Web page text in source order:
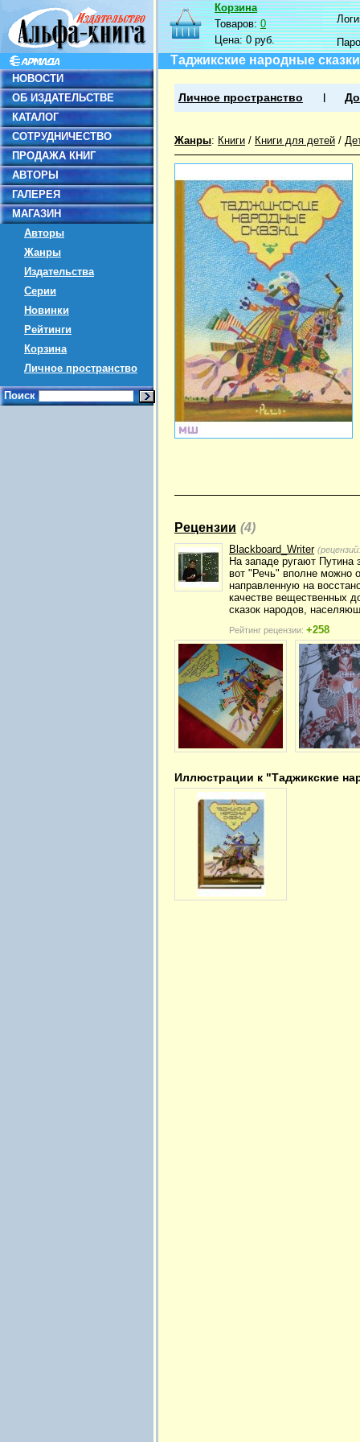
НОВОСТИ
ОБ ИЗДАТЕЛЬСТВЕ
КАТАЛОГ
СОТРУДНИЧЕСТВО
ПРОДАЖА КНИГ
АВТОРЫ
ГАЛЕРЕЯ
МАГАЗИН
Авторы
Жанры
Издательства
Серии
Новинки
Рейтинги
Корзина
Личное пространство
Поиск
Корзина
Товаров:0
Цена:0 руб.
Таджикские народные сказки
Личное пространство
Жанры: Книги / Книги для детей /
Рецензии (4)
Blackboard_Writer
На западе ругают
вот "Речь" вполне можно
направленную на
качестве вещественных
сказок народов,
Рейтинг рецензии: +258
Иллюстрации к "Таджикские